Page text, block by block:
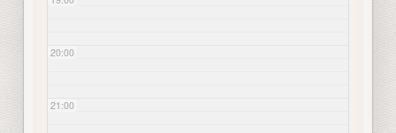
20:00
21:00